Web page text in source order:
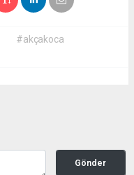
#akçakoca
Gönder